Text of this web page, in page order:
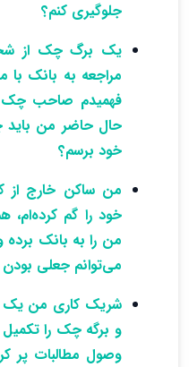
جلوگیری کنم؟
یک برگ چک از
مراجعه به بانک
فهمیدم صاحب چک
حال حاضر من باید
خود برسم؟
من ساکن خارج
خود را گم کرده‌ام،
من را به بانک
می‌توانم جعلی
شریک کاری من یک
و برگه چک را
وصول مطالبات پر